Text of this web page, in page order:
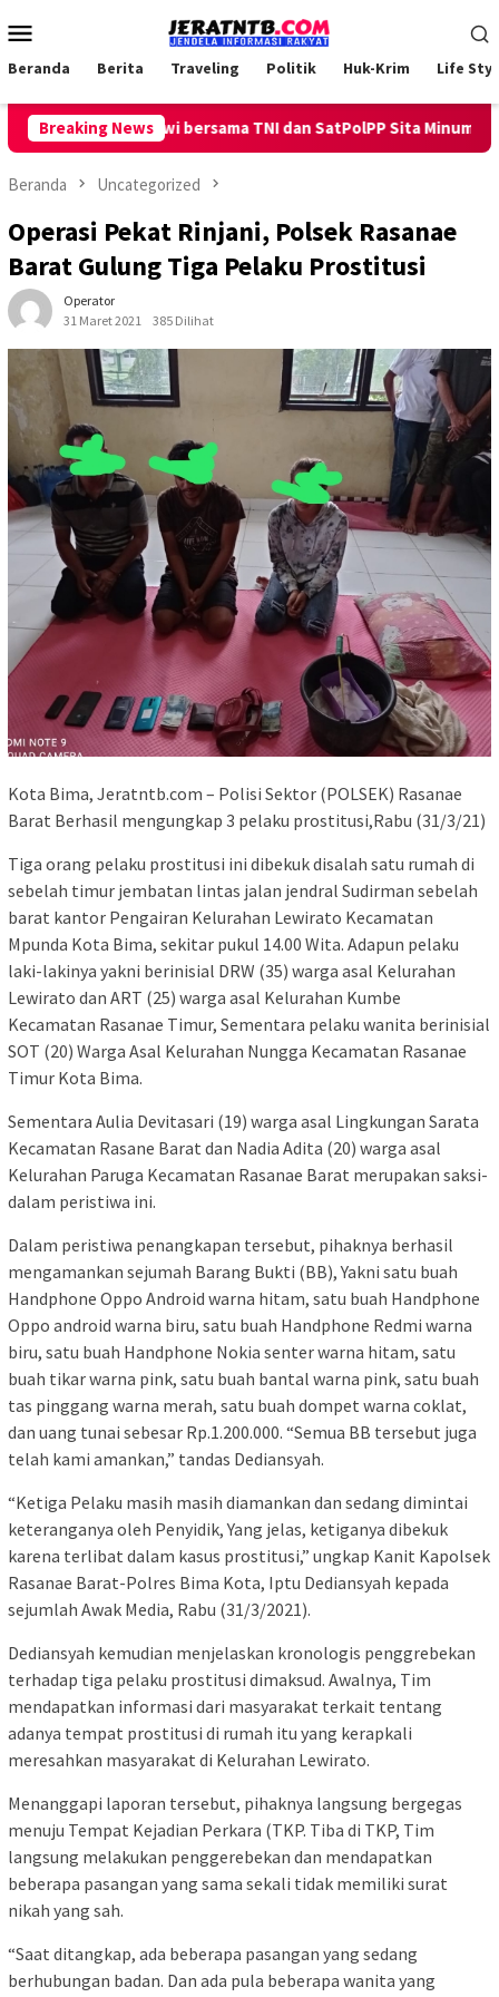
ke
Mobile
Beranda Berita Traveling Politik Huk-Krim Life
Breaking News
Ambalawi bersama TNI dan SatPolPP Sita Minuman Keras
Beranda Uncategorized
Operasi Pekat Rinjani, Polsek Rasanae
Barat Gulung Tiga Pelaku Prostitusi
Operator
31 Maret 2021
385 Dilihat
Kota Bima, Jeratntb.com – Polisi Sektor (POLSEK) Rasanae
Barat Berhasil mengungkap 3 pelaku prostitusi,Rabu (31/3/21)
Tiga orang pelaku prostitusi ini dibekuk disalah satu rumah di
sebelah timur jembatan lintas jalan jendral Sudirman sebelah
barat kantor Pengairan Kelurahan Lewirato Kecamatan
Mpunda Kota Bima, sekitar pukul 14.00 Wita. Adapun pelaku
laki-lakinya yakni berinisial DRW (35) warga asal Kelurahan
Lewirato dan ART (25) warga asal Kelurahan Kumbe
Kecamatan Rasanae Timur, Sementara pelaku wanita berinisial
SOT (20) Warga Asal Kelurahan Nungga Kecamatan Rasanae
Timur Kota Bima.
Sementara Aulia Devitasari (19) warga asal Lingkungan Sarata
Kecamatan Rasane Barat dan Nadia Adita (20) warga asal
Kelurahan Paruga Kecamatan Rasanae Barat merupakan saksi-
dalam peristiwa ini.
Dalam peristiwa penangkapan tersebut, pihaknya berhasil
mengamankan sejumah Barang Bukti (BB), Yakni satu buah
Handphone Oppo Android warna hitam, satu buah Handphone
Oppo android warna biru, satu buah Handphone Redmi warna
biru, satu buah Handphone Nokia senter warna hitam, satu
buah tikar warna pink, satu buah bantal warna pink, satu buah
tas pinggang warna merah, satu buah dompet warna coklat,
dan uang tunai sebesar Rp.1.200.000. “Semua BB tersebut juga
telah kami amankan,” tandas Dediansyah.
“Ketiga Pelaku masih masih diamankan dan sedang dimintai
keteranganya oleh Penyidik, Yang jelas, ketiganya dibekuk
karena terlibat dalam kasus prostitusi,” ungkap Kanit Kapolsek
Rasanae Barat-Polres Bima Kota, Iptu Dediansyah kepada
sejumlah Awak Media, Rabu (31/3/2021).
Dediansyah kemudian menjelaskan kronologis penggrebekan
terhadap tiga pelaku prostitusi dimaksud. Awalnya, Tim
mendapatkan informasi dari masyarakat terkait tentang
adanya tempat prostitusi di rumah itu yang kerapkali
meresahkan masyarakat di Kelurahan Lewirato.
Menanggapi laporan tersebut, pihaknya langsung bergegas
menuju Tempat Kejadian Perkara (TKP. Tiba di TKP, Tim
langsung melakukan penggerebekan dan mendapatkan
beberapa pasangan yang sama sekali tidak memiliki surat
nikah yang sah.
“Saat ditangkap, ada beberapa pasangan yang sedang
berhubungan badan. Dan ada pula beberapa wanita yang